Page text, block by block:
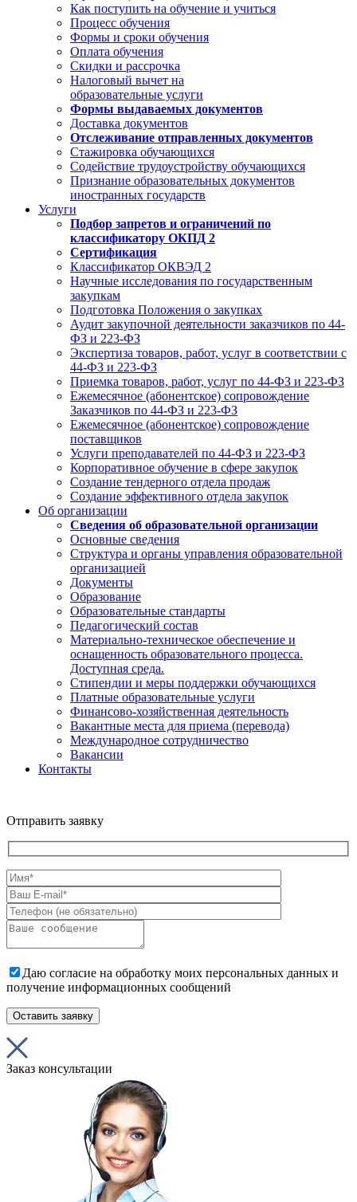
Как поступить на обучение и учиться
Процесс обучения
Формы и сроки обучения
Оплата обучения
Скидки и рассрочка
Налоговый вычет на
образовательные услуги
Формы выдаваемых документов
Доставка документов
Отслеживание отправленных документов
Стажировка обучающихся
Содействие трудоустройству обучающихся
Признание образовательных документов
иностранных государств
Услуги
Подбор запретов и ограничений по
классификатору ОКПД 2
Сертификация
Классификатор ОКВЭД 2
Научные исследования по государственным
закупкам
Подготовка Положения о закупках
Аудит закупочной деятельности заказчиков по 44-
ФЗ и 223-ФЗ
Экспертиза товаров, работ, услуг в соответствии с
44-ФЗ и 223-ФЗ
Приемка товаров, работ, услуг по 44-ФЗ и 223-ФЗ
Ежемесячное (абонентское) сопровождение
Заказчиков по 44-ФЗ и 223-ФЗ
Ежемесячное (абонентское) сопровождение
поставщиков
Услуги преподавателей по 44-ФЗ и 223-ФЗ
Корпоративное обучение в сфере закупок
Создание тендерного отдела продаж
Создание эффективного отдела закупок
Об организации
Сведения об образовательной организации
Основные сведения
Структура и органы управления образовательной
организацией
Документы
Образование
Образовательные стандарты
Педагогический состав
Материально-техническое обеспечение и
оснащенность образовательного процесса.
Доступная среда.
Стипендии и меры поддержки обучающихся
Платные образовательные услуги
Финансово-хозяйственная деятельность
Вакантные места для приема (перевода)
Международное сотрудничество
Вакансии
Контакты
Отправить заявку
Даю согласие на обработку моих персональных данных и
получение информационных сообщений
Заказ консультации